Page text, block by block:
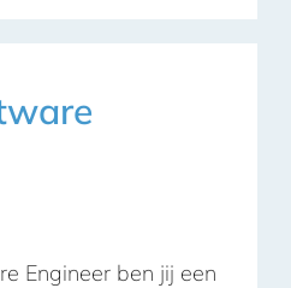
Engineer ben jij een